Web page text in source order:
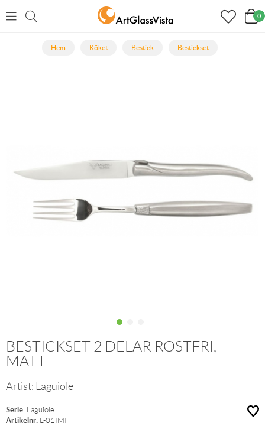
0
Hem Köket Bestick Bestickset
BESTICKSET 2 DELAR ROSTFRI,
MATT
Artist: Laguiole
Serie: Laguiole
Artikelnr: L-01IMI